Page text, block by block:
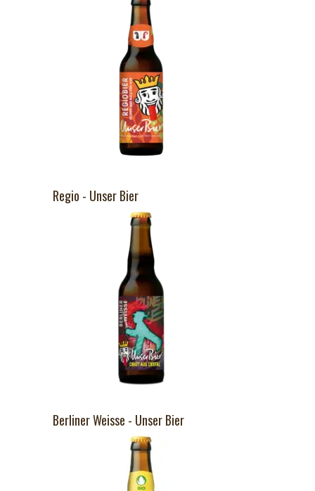
Regio - Unser Bier
Berliner Weisse - Unser Bier